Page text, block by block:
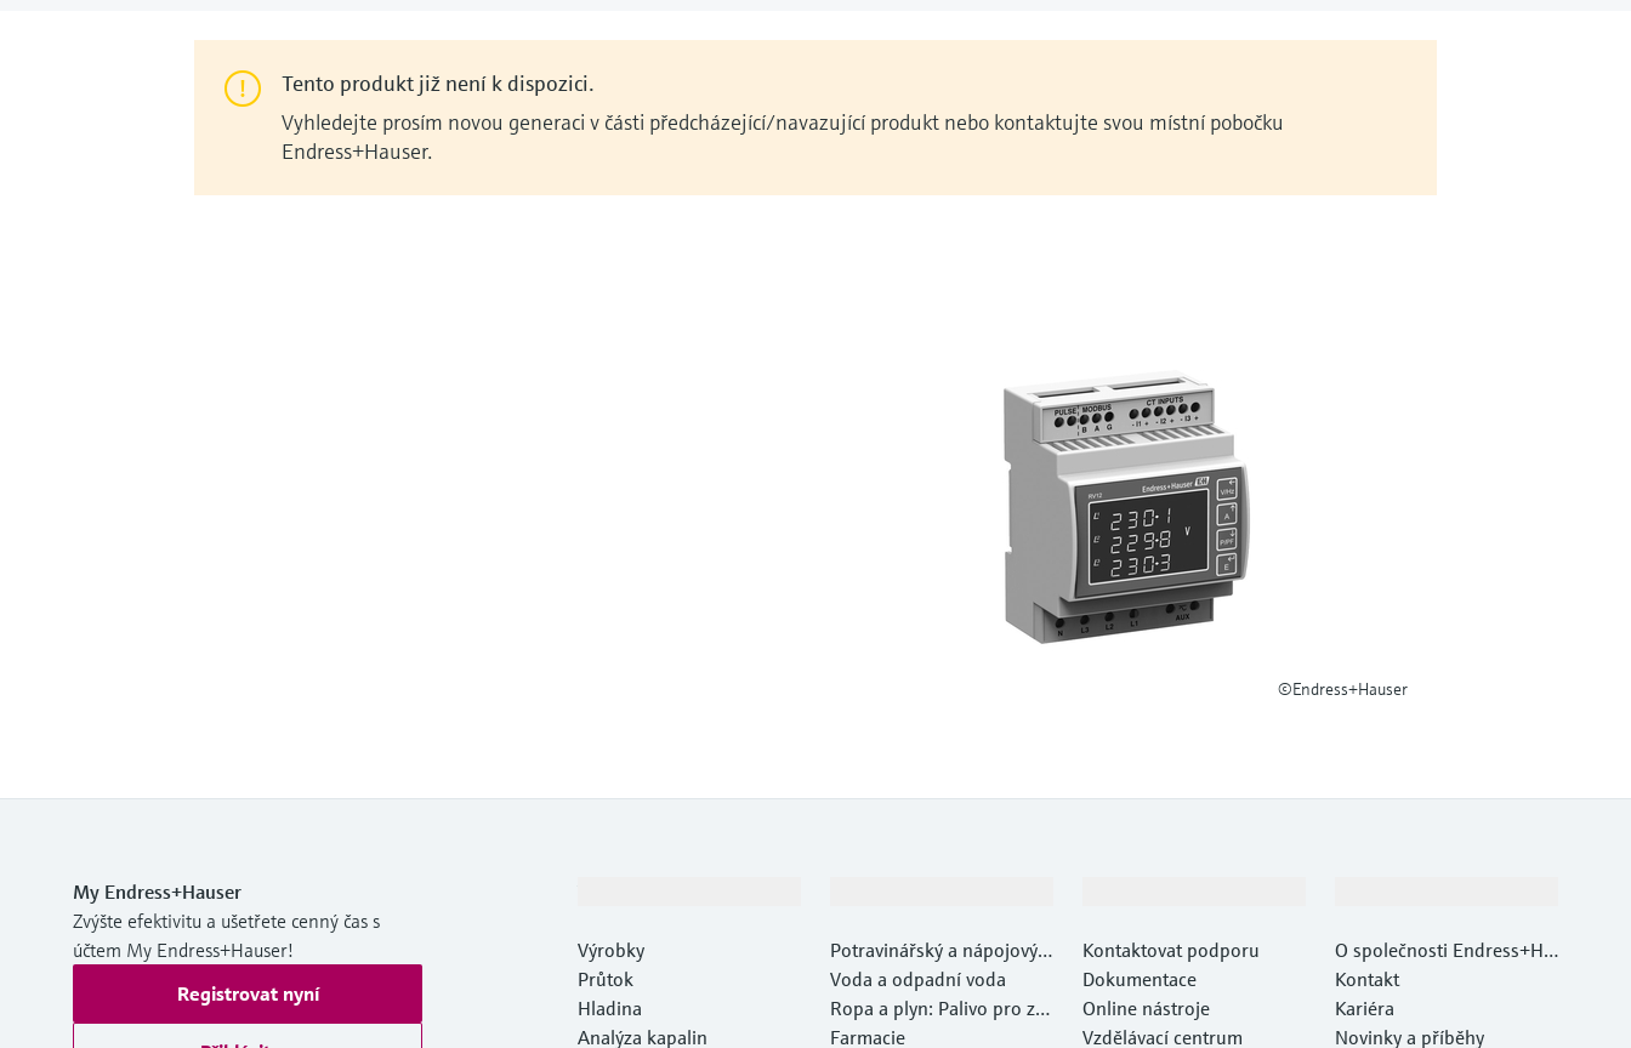
Tento produkt již není k dispozici.
Vyhledejte prosím novou generaci v části předcházející/navazující produkt nebo kontaktujte svou místní pobočku
Endress+Hauser.
©Endress+Hauser
My Endress+Hauser
Zvýšte efektivitu a ušetřete cenný čas s
účtem My Endress+Hauser!
Registrovat nyní
Výrobky
Průtok
Hladina
Analýza kapalin
Potravinářský a nápojový p
růmysl
Voda a odpadní voda
Ropa a plyn: Palivo pro za
myšlení
Farmacie
Kontaktovat podporu
Dokumentace
Online nástroje
Vzdělávací centrum
O společnosti Endress+Ha
user
Kontakt
Kariéra
Novinky a příběhy